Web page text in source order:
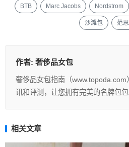
BTB Marc Jacobs Nordstrom
沙滩包 范
作者: 奢侈品女包
奢侈品女包指南（
讯和评测，让您拥有完美的名牌包包
相关文章